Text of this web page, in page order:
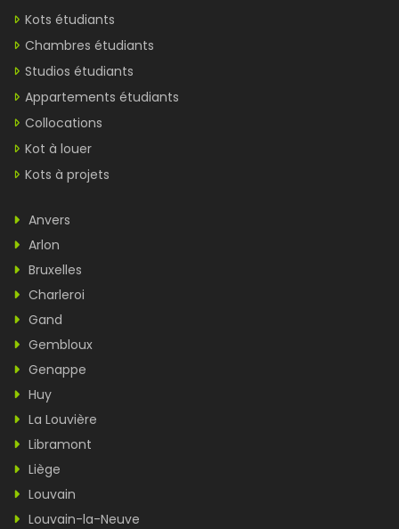
Kots étudiants
Chambres étudiants
Studios étudiants
Appartements étudiants
Collocations
Kot à louer
Kots à projets
Anvers
Arlon
Bruxelles
Charleroi
Gand
Gembloux
Genappe
Huy
La Louvière
Libramont
Liège
Louvain
Louvain-la-Neuve